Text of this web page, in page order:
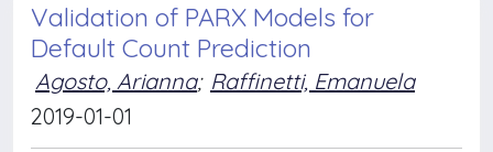
Validation of PARX Models for
Default Count Prediction
Agosto, Arianna; Raffinetti, Emanuela
2019-01-01